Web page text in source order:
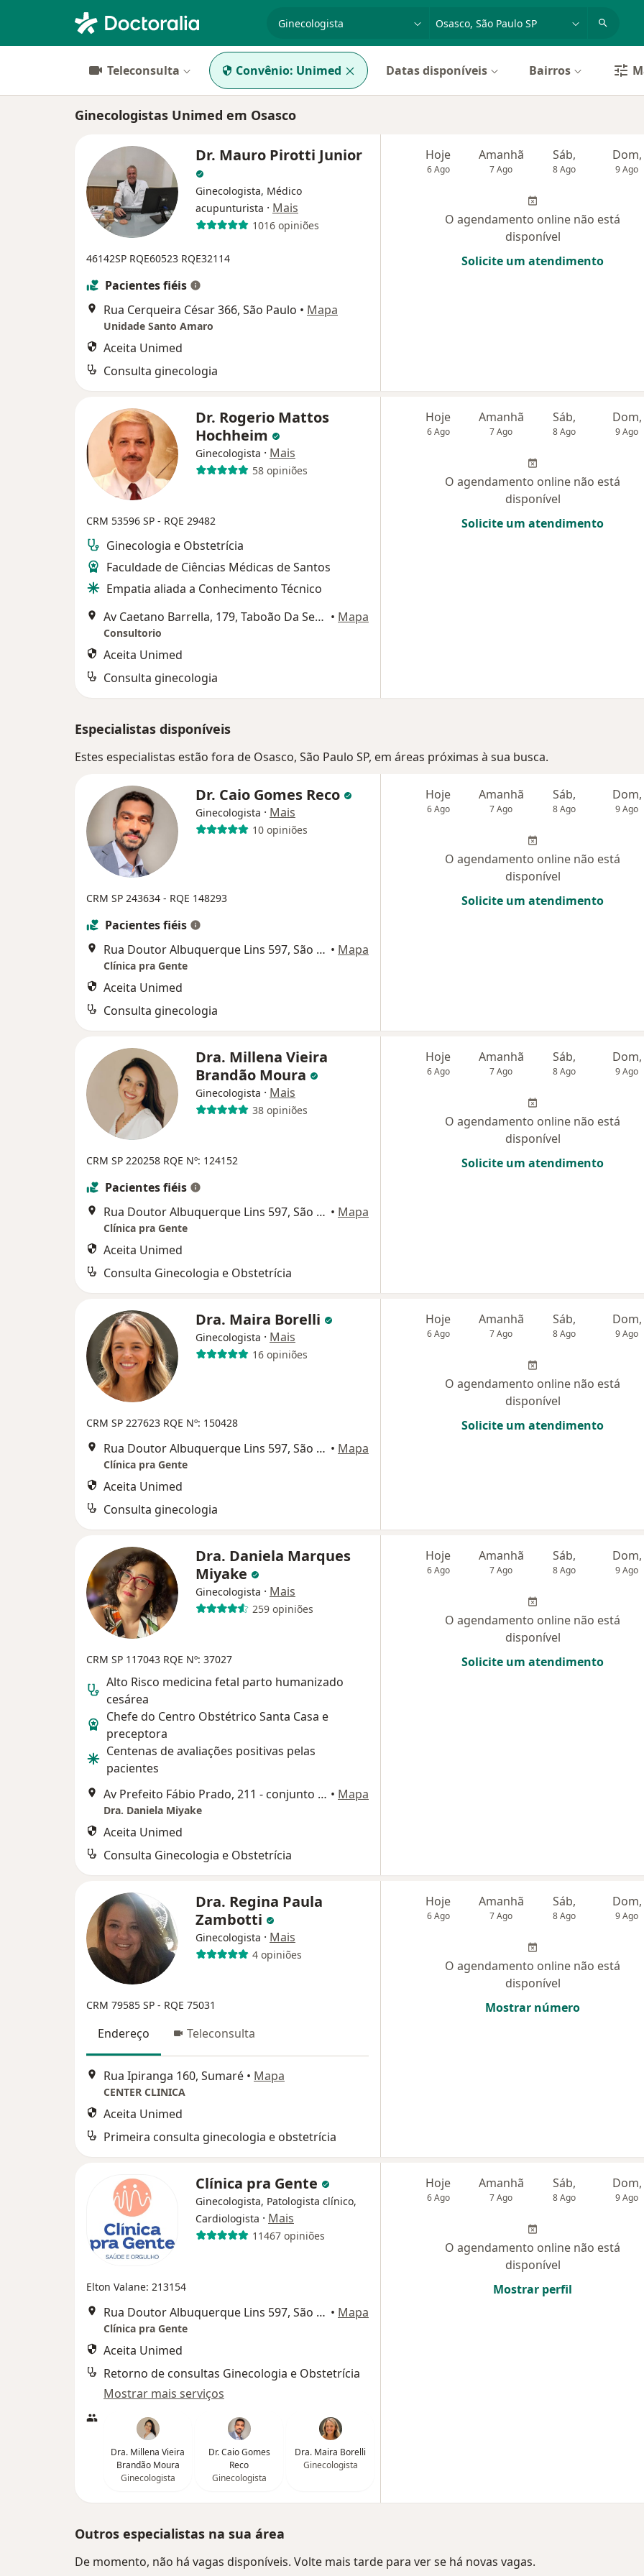
Teleconsulta Convênio: Unimed Datas disponíveis Bairros
Ginecologistas Unimed em Osasco
Dr. Mauro Pirotti Junior
Ginecologista, Médico
acupunturista · Mais
1016 opiniões
46142SP RQE60523 RQE32114
Pacientes fiéis
Rua Cerqueira César 366, São Paulo • Mapa
Unidade Santo Amaro
Aceita Unimed
Consulta ginecologia
Hoje
6 Ago
Amanhã
7 Ago
Sáb,
8 Ago
Dom,
9 Ago
O agendamento online não está
disponível
Solicite um atendimento
Dr. Rogerio Mattos
Hochheim
Ginecologista · Mais
58 opiniões
CRM 53596 SP - RQE 29482
Ginecologia e Obstetrícia
Faculdade de Ciências Médicas de Santos
Empatia aliada a Conhecimento Técnico
Av Caetano Barrella, 179, Taboão Da Serra • Mapa
Consultorio
Aceita Unimed
Consulta ginecologia
Hoje
6 Ago
Amanhã
7 Ago
Sáb,
8 Ago
Dom,
9 Ago
O agendamento online não está
disponível
Solicite um atendimento
Especialistas disponíveis
Estes especialistas estão fora de Osasco, São Paulo SP, em áreas próximas à sua busca.
Dr. Caio Gomes Reco
Ginecologista · Mais
10 opiniões
CRM SP 243634 - RQE 148293
Pacientes fiéis
Rua Doutor Albuquerque Lins 597, São Paulo • Mapa
Clínica pra Gente
Aceita Unimed
Consulta ginecologia
Hoje
6 Ago
Amanhã
7 Ago
Sáb,
8 Ago
Dom,
9 Ago
O agendamento online não está
disponível
Solicite um atendimento
Dra. Millena Vieira
Brandão Moura
Ginecologista · Mais
38 opiniões
CRM SP 220258 RQE Nº: 124152
Pacientes fiéis
Rua Doutor Albuquerque Lins 597, São Paulo • Mapa
Clínica pra Gente
Aceita Unimed
Consulta Ginecologia e Obstetrícia
Hoje
6 Ago
Amanhã
7 Ago
Sáb,
8 Ago
Dom,
9 Ago
O agendamento online não está
disponível
Solicite um atendimento
Dra. Maira Borelli
Ginecologista · Mais
16 opiniões
CRM SP 227623 RQE Nº: 150428
Rua Doutor Albuquerque Lins 597, São Paulo • Mapa
Clínica pra Gente
Aceita Unimed
Consulta ginecologia
Hoje
6 Ago
Amanhã
7 Ago
Sáb,
8 Ago
Dom,
9 Ago
O agendamento online não está
disponível
Solicite um atendimento
Dra. Daniela Marques
Miyake
Ginecologista · Mais
259 opiniões
CRM SP 117043 RQE Nº: 37027
Alto Risco medicina fetal parto humanizado
cesárea
Chefe do Centro Obstétrico Santa Casa e
preceptora
Centenas de avaliações positivas pelas
pacientes
Av Prefeito Fábio Prado, 211 - conjunto 22, São Paulo • Mapa
Dra. Daniela Miyake
Aceita Unimed
Consulta Ginecologia e Obstetrícia
Hoje
6 Ago
Amanhã
7 Ago
Sáb,
8 Ago
Dom,
9 Ago
O agendamento online não está
disponível
Solicite um atendimento
Dra. Regina Paula
Zambotti
Ginecologista · Mais
4 opiniões
CRM 79585 SP - RQE 75031
Endereço Teleconsulta
Rua Ipiranga 160, Sumaré • Mapa
CENTER CLINICA
Aceita Unimed
Primeira consulta ginecologia e obstetrícia
Hoje
6 Ago
Amanhã
7 Ago
Sáb,
8 Ago
Dom,
9 Ago
O agendamento online não está
disponível
Mostrar número
Clínica pra Gente
Ginecologista, Patologista clínico,
Cardiologista · Mais
11467 opiniões
Elton Valane: 213154
Rua Doutor Albuquerque Lins 597, São Paulo • Mapa
Clínica pra Gente
Aceita Unimed
Retorno de consultas Ginecologia e Obstetrícia
Mostrar mais serviços
Dra. Millena Vieira
Brandão Moura
Ginecologista
Dr. Caio Gomes
Reco
Ginecologista
Dra. Maira Borelli
Ginecologista
Hoje
6 Ago
Amanhã
7 Ago
Sáb,
8 Ago
Dom,
9 Ago
O agendamento online não está
disponível
Mostrar perfil
Outros especialistas na sua área
De momento, não há vagas disponíveis. Volte mais tarde para ver se há novas vagas.